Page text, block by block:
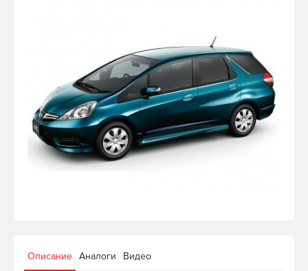
Описание Аналоги Видео